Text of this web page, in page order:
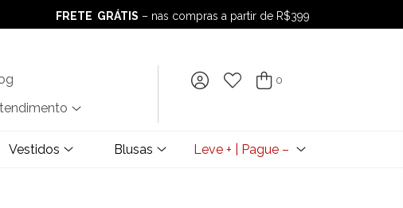
FRETE GRÁTIS – nas compras a partir de R$399
FRETE GRÁTIS– nas compras a partir de R$399
0
Vestidos Blusas Leve + | Pague –